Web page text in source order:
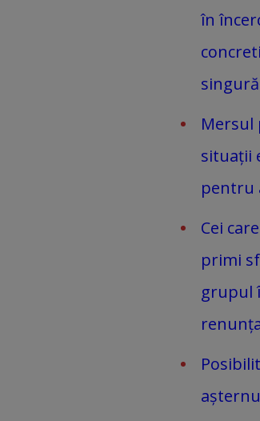
în
Mersul
situații
pentru
Cei
primi
grupul